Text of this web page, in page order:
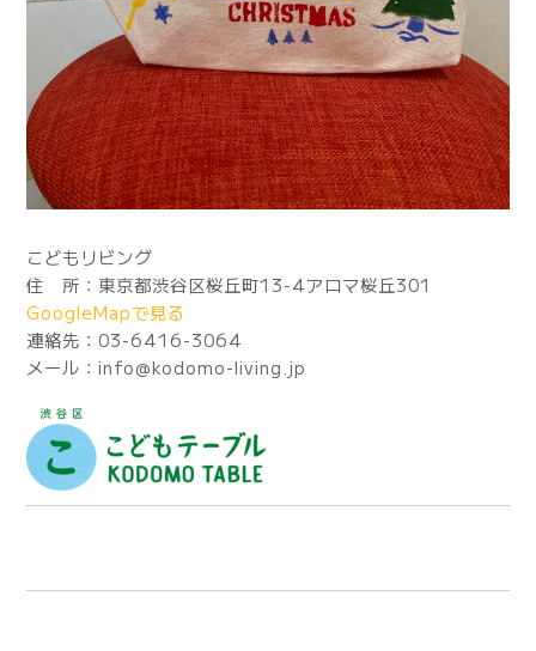
こどもリビング
住 所：東京都渋谷区桜丘町13-4アロマ桜丘301
GoogleMapで見る
連絡先：03-6416-3064
メール：info@kodomo-living.jp